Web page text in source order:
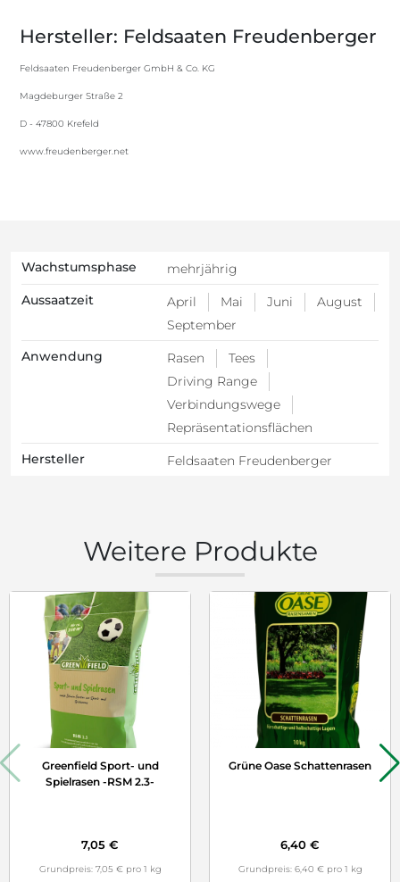
Hersteller: Feldsaaten Freudenberger
Feldsaaten Freudenberger GmbH & Co. KG
Magdeburger Straße 2
D - 47800 Krefeld
www.freudenberger.net
Wachstumsphase
mehrjährig
Aussaatzeit
April Mai Juni
August
September
Anwendung
Rasen
Tees
Driving Range
Verbindungswege
Repräsentationsflächen
Hersteller
Feldsaaten Freudenberger
Weitere Produkte
Greenfield Sport- und
Spielrasen -RSM 2.3-
7,05 €
Grundpreis: 7,05 € pro 1 kg
Grüne Oase Schattenrasen
6,40 €
Grundpreis: 6,40 € pro 1 kg